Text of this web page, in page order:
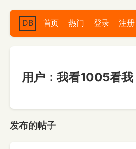
DB 首页 热门 登录 注册
用户：我看1005看我
发布的帖子